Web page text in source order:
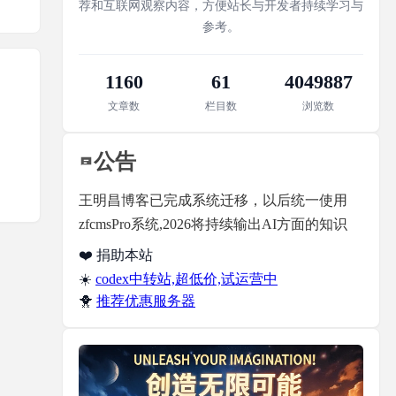
荐和互联网观察内容，方便站长与开发者持续学习与
参考。
1160
文章数
61
栏目数
4049887
浏览数
公告
王明昌博客已完成系统迁移，以后统一使用
zfcmsPro系统,2026将持续输出AI方面的知识
❤️ 捐助本站
☀️ codex中转站,超低价,试运营中
🐥 推荐优惠服务器